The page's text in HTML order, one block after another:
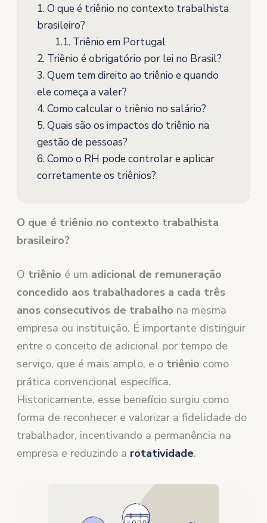
1.O que é triênio no contexto trabalhista
brasileiro?
1.1.Triênio em Portugal
2.Triênio é obrigatório por lei no Brasil?
3.Quem tem direito ao triênio e quando
ele começa a valer?
4.Como calcular o triênio no salário?
5.Quais são os impactos do triênio na
gestão de pessoas?
6.Como o RH pode controlar e aplicar
corretamente os triênios?
O que é triênio no contexto trabalhista
brasileiro?
O triênio é um adicional de remuneração
concedido aos trabalhadores a cada três
anos consecutivos de trabalho na mesma
empresa ou instituição. É importante distinguir
entre o conceito de adicional por tempo de
serviço, que é mais amplo, e o triênio como
prática convencional específica.
Historicamente, esse benefício surgiu como
forma de reconhecer e valorizar a fidelidade do
trabalhador, incentivando a permanência na
empresa e reduzindo a rotatividade.